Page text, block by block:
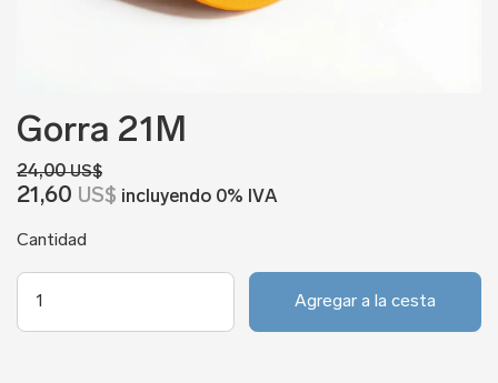
Gorra 21M
24,00US$
21,60 US$ incluyendo 0% IVA
Cantidad
Agregar a la cesta